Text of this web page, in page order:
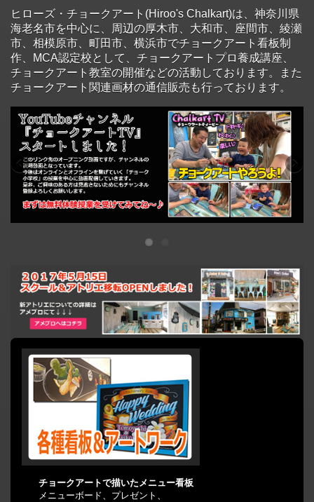
ヒローズ・チョークアート(Hiroo's Chalkart)は、神奈川県
海老名市を中心に、周辺の厚木市、大和市、座間市、綾瀬
市、相模原市、町田市、横浜市でチョークアート看板制
作、MCA認定校として、チョークアートプロ養成講座、
チョークアート教室の開催などの活動しております。また
チョークアート関連画材の通信販売も行っております。
チョークアートで描いたメニュー看板
メニューボード、プレゼント、